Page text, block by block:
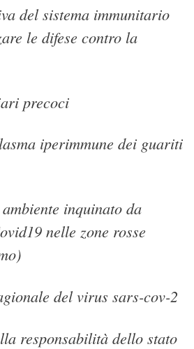
del sistema immunitario
le difese contro la
precoci
iperimmune dei guariti
inquinato da
nelle zone rosse
del virus sars-cov-2
responsabilità dello stato